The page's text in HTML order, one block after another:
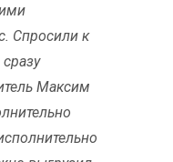
Спросили к
Максим